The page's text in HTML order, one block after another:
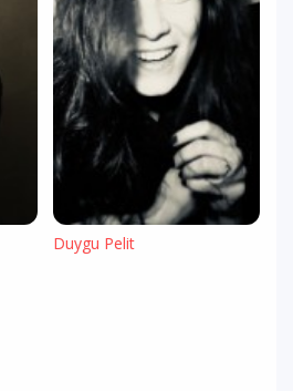
Duygu Pelit